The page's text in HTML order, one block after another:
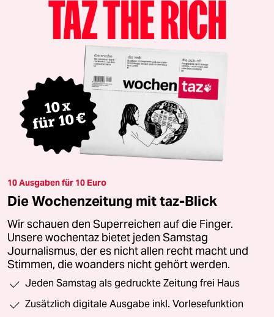
10 Ausgaben für 10 Euro
Die Wochenzeitung mit taz-Blick
Wir schauen den Superreichen auf die Finger.
Unsere wochentaz bietet jeden Samstag
Journalismus, der es nicht allen recht macht und
Stimmen, die woanders nicht gehört werden.
Jeden Samstag als gedruckte Zeitung frei Haus
Zusätzlich digitale Ausgabe inkl. Vorlesefunktion